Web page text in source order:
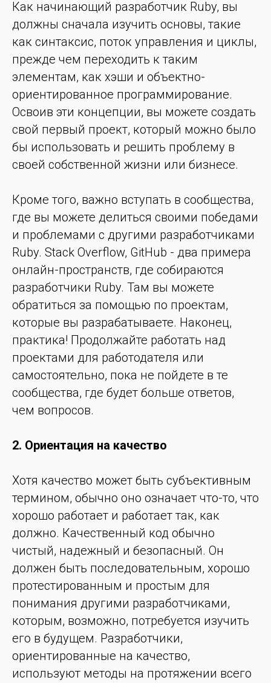
Как начинающий разработчик Ruby, вы
должны сначала изучить основы, такие
как синтаксис, поток управления и циклы,
прежде чем переходить к таким
элементам, как хэши и объектно-
ориентированное программирование.
Освоив эти концепции, вы можете создать
свой первый проект, который можно было
бы использовать и решить проблему в
своей собственной жизни или бизнесе.
Кроме того, важно вступать в сообщества,
где вы можете делиться своими победами
и проблемами с другими разработчиками
Ruby. Stack Overflow, GitHub - два примера
онлайн-пространств, где собираются
разработчики Ruby. Там вы можете
обратиться за помощью по проектам,
которые вы разрабатываете. Наконец,
практика! Продолжайте работать над
проектами для работодателя или
самостоятельно, пока не пойдете в те
сообщества, где будет больше ответов,
чем вопросов.
2. Ориентация на качество
Хотя качество может быть субъективным
термином, обычно оно означает что-то, что
хорошо работает и работает так, как
должно. Качественный код обычно
чистый, надежный и безопасный. Он
должен быть последовательным, хорошо
протестированным и простым для
понимания другими разработчиками,
которым, возможно, потребуется изучить
его в будущем. Разработчики,
ориентированные на качество,
используют методы на протяжении всего